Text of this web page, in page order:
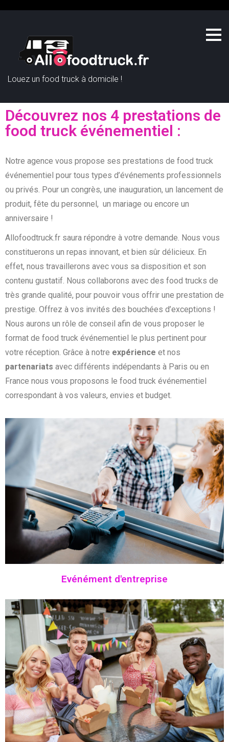
Louez un food truck à domicile !
Découvrez nos 4 prestations de
food truck événementiel :
Notre agence vous propose ses prestations de food truck
événementiel pour tous types d’événements professionnels
ou privés. Pour un congrès, une inauguration, un lancement de
produit, fête du personnel, un mariage ou encore un
anniversaire !
Allofoodtruck.fr saura répondre à votre demande. Nous vous
constituerons un repas innovant, et bien sûr délicieux. En
effet, nous travaillerons avec vous sa disposition et son
contenu gustatif. Nous collaborons avec des food trucks de
très grande qualité, pour pouvoir vous offrir une prestation de
prestige. Offrez à vos invités des bouchées d’exceptions !
Nous aurons un rôle de conseil afin de vous proposer le
format de food truck événementiel le plus pertinent pour
votre réception. Grâce à notre expérience et nos
partenariats avec différents indépendants à Paris ou en
France nous vous proposons le food truck événementiel
correspondant à vos valeurs, envies et budget.
Evénément d'entreprise